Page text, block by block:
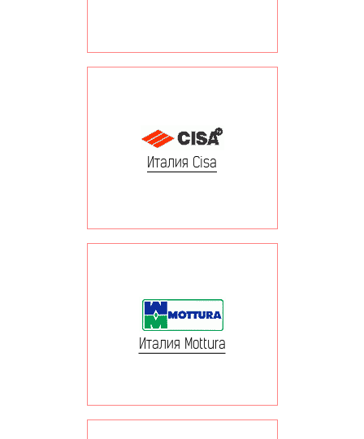
Италия Cisa
Италия Mottura